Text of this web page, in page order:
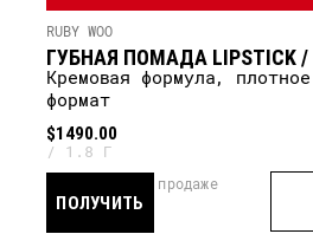
RUBY WOO
ГУБНАЯ ПОМАДА LIPSTICK /
кремовая формула, плотное покрытие, мини-
формат
$1490.00
1.8 Г
ПОЛУЧИТЬ
скоро в продаже